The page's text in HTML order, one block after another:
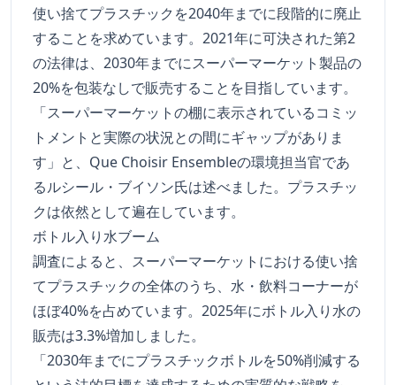
使い捨てプラスチックを2040年までに段階的に廃止
することを求めています。2021年に可決された第2
の法律は、2030年までにスーパーマーケット製品の
20%を包装なしで販売することを目指しています。
「スーパーマーケットの棚に表示されているコミッ
トメントと実際の状況との間にギャップがありま
す」と、Que Choisir Ensembleの環境担当官であ
るルシール・ブイソン氏は述べました。プラスチッ
クは依然として遍在しています。
ボトル入り水ブーム
調査によると、スーパーマーケットにおける使い捨
てプラスチックの全体のうち、水・飲料コーナーが
ほぼ40%を占めています。2025年にボトル入り水の
販売は3.3%増加しました。
「2030年までにプラスチックボトルを50%削減する